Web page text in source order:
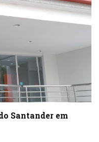
Santander em